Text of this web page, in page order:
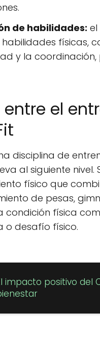
de habilidades:
físicas,
y la
entre el
disciplina de
al siguiente
físico que
de pesas,
condición física
o desafío físico.
impacto positivo del